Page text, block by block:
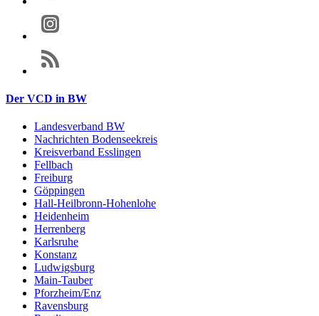
Der VCD in BW
Landesverband BW
Nachrichten Bodenseekreis
Kreisverband Esslingen
Fellbach
Freiburg
Göppingen
Hall-Heilbronn-Hohenlohe
Heidenheim
Herrenberg
Karlsruhe
Konstanz
Ludwigsburg
Main-Tauber
Pforzheim/Enz
Ravensburg